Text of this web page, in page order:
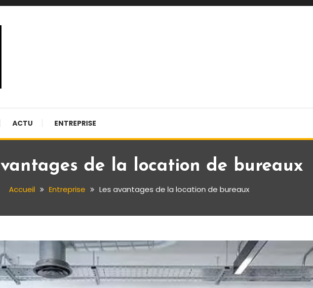
ACTU ENTREPRISE
de la location de bureaux
Accueil Entreprise Les avantages de la location de bureaux